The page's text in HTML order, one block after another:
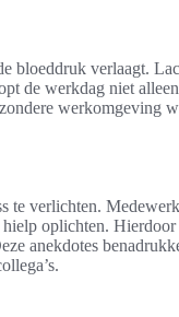
bloeddruk verlaagt.
de werkdag niet
werkomgeving
te verlichten.
oplichten.
anekdotes